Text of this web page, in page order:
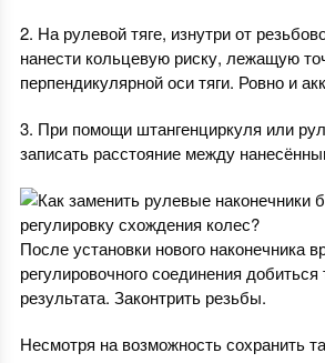
2. На рулевой тяге, изнутри от
нанести кольцевую риску, лежащую
перпендикулярной оси тяги. Ровно и
3. При помощи штангенциркуля или
записать расстояние между
После установки нового наконечника
регулировочного соединения добиться
результата. Законтрить резьбы.
Несмотря на возможность сохранить